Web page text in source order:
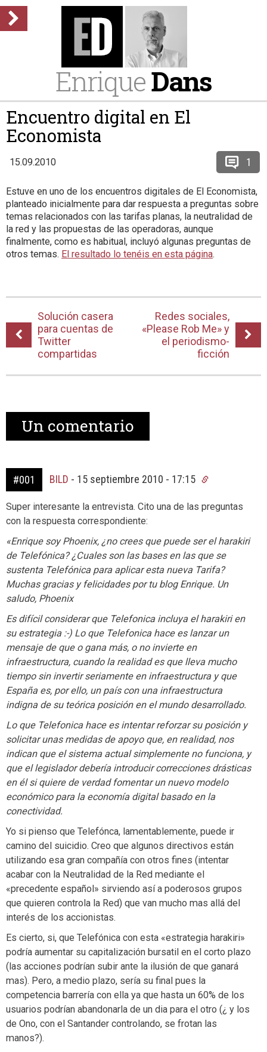
EnriqueDans
Encuentro digital en El
Economista
15.09.2010 1
Estuve en uno de los encuentros digitales de El Economista,
planteado inicialmente para dar respuesta a preguntas sobre
temas relacionados con las tarifas planas, la neutralidad de
la red y las propuestas de las operadoras, aunque
finalmente, como es habitual, incluyó algunas preguntas de
otros temas. El resultado lo tenéis en esta página.
Solución casera
para cuentas de
Twitter
compartidas
Redes sociales,
«Please Rob Me» y
el periodismo-
ficción
Un comentario
#001 BILD - 15 septiembre 2010 - 17:15
Super interesante la entrevista. Cito una de las preguntas
con la respuesta correspondiente:
«Enrique soy Phoenix, ¿no crees que puede ser el harakiri
de Telefónica? ¿Cuales son las bases en las que se
sustenta Telefónica para aplicar esta nueva Tarifa?
Muchas gracias y felicidades por tu blog Enrique. Un
saludo, Phoenix
Es difícil considerar que Telefonica incluya el harakiri en
su estrategia :-) Lo que Telefonica hace es lanzar un
mensaje de que o gana más, o no invierte en
infraestructura, cuando la realidad es que lleva mucho
tiempo sin invertir seriamente en infraestructura y que
España es, por ello, un país con una infraestructura
indigna de su teórica posición en el mundo desarrollado.
Lo que Telefonica hace es intentar reforzar su posición y
solicitar unas medidas de apoyo que, en realidad, nos
indican que el sistema actual simplemente no funciona, y
que el legislador debería introducir correcciones drásticas
en él si quiere de verdad fomentar un nuevo modelo
económico para la economía digital basado en la
conectividad.
Yo si pienso que Telefónca, lamentablemente, puede ir
camino del suicidio. Creo que algunos directivos están
utilizando esa gran compañía con otros fines (intentar
acabar con la Neutralidad de la Red mediante el
«precedente español» sirviendo así a poderosos grupos
que quieren controla la Red) que van mucho mas allá del
interés de los accionistas.
Es cierto, si, que Telefónica con esta «estrategia harakiri»
podría aumentar su capitalización bursatil en el corto plazo
(las acciones podrían subir ante la ilusión de que ganará
mas). Pero, a medio plazo, sería su final pues la
competencia barrería con ella ya que hasta un 60% de los
usuarios podrían abandonarla de un dia para el otro (¿ y los
de Ono, con el Santander controlando, se frotan las
manos?).